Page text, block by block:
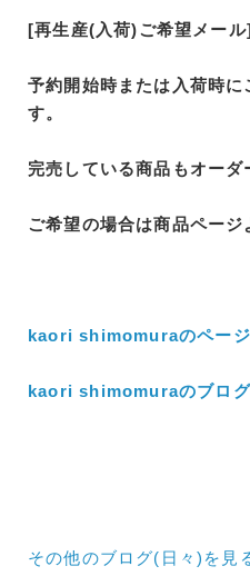
[再生産(入荷)ご希望メール
予約開始時または入荷時に
す。
完売している商品もオーダ
ご希望の場合は商品ページ
kaori shimomuraのペー
kaori shimomuraのブロ
その他のブログ(日々) を見